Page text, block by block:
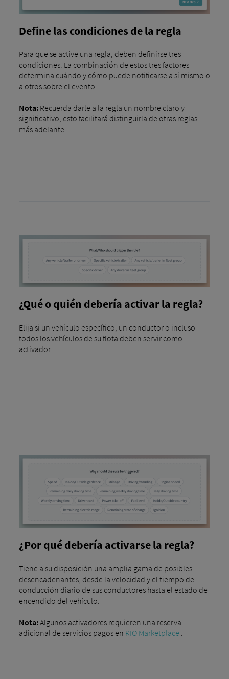
Define las condiciones de la regla
Para que se active una regla, deben definirse tres
condiciones. La combinación de estos tres factores
determina cuándo y cómo puede notificarse a sí mismo o
a otros sobre el evento.
Nota:Recuerda darle a la regla un nombre claro y
significativo; esto facilitará distinguirla de otras reglas
más adelante.
¿Qué o quién debería activar la regla?
Elija si un vehículo específico, un conductor o incluso
todos los vehículos de su flota deben servir como
activador.
¿Por qué debería activarse la regla?
Tiene a su disposición una amplia gama de posibles
desencadenantes, desde la velocidad y el tiempo de
conducción diario de sus conductores hasta el estado de
encendido del vehículo.
Nota:Algunos activadores requieren una reserva
adicional de servicios pagos en RIO Marketplace